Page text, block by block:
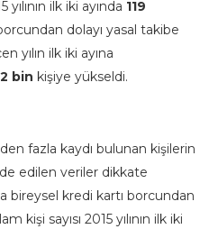
yılının ilk iki ayında 119
dolayı yasal takibe
yılın ilk iki ayına
bin kişiye yükseldi.
fazla kaydı bulunan kişilerin
edilen veriler dikkate
bireysel kredi kartı borcundan
kişi sayısı 2015 yılının ilk iki